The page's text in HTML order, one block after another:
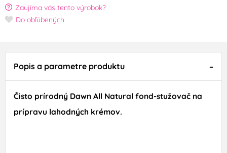
Zaujíma vás tento výrobok?
Do obľúbených
Popis a parametre produktu
Čisto prírodný Dawn All Natural fond-stužovač na
prípravu lahodných krémov.